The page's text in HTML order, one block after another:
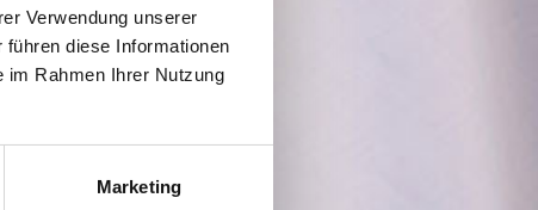
Verwendung unserer
diese Informationen
im Rahmen Ihrer Nutzung
Marketing